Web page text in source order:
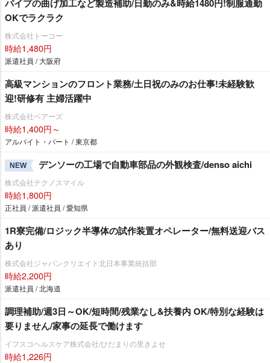
パイプの曲げ加工など製造補助/日勤のみ&時給1480円!制服通勤
OKでラクラク
株式会社トーコー
時給1,480円
派遣社員 / 大阪府
⾼級マンションのフロント業務/土日祝のみのお仕事!未経験歓
迎!研修有 主婦活躍中
株式会社ベアーズ
時給1,400円～
アルバイト・パート / 東京都
NEW デンソーの工場で自動車部品の外観検査/denso aichi
株式会社テクノスマイル
時給1,800円
正社員 / 派遣社員 / 愛知県
1R寮完備/ロジック半導体の試作装置オペレーター/無料送迎バス
あり
株式会社ジャパンクリエイト北日本事業統括部
時給2,200円
派遣社員 / 北海道
調理補助/週3日～OK/短時間/残業なし&扶養内 OK/特別な経験は
要りません/家事の延長で働けます
イフスコヘルスケア株式会社/ひだまりの里きよせ
時給1,226円